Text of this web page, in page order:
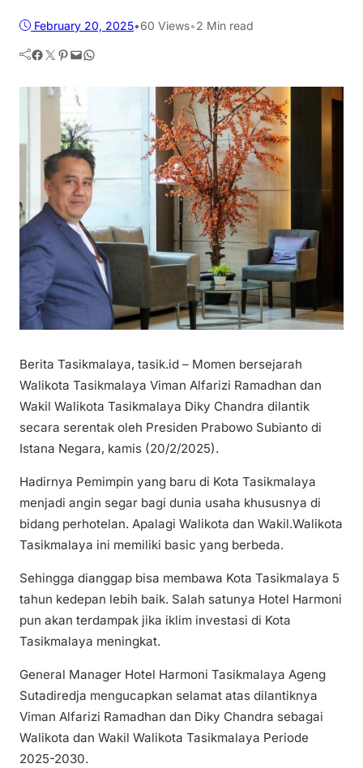
February 20, 2025•60 Views•2 Min read
Facebook Twitter Pinterest Mail WhatsApp
Berita Tasikmalaya, tasik.id – Momen bersejarah
Walikota Tasikmalaya Viman Alfarizi Ramadhan dan
Wakil Walikota Tasikmalaya Diky Chandra dilantik
secara serentak oleh Presiden Prabowo Subianto di
Istana Negara, kamis (20/2/2025).
Hadirnya Pemimpin yang baru di Kota Tasikmalaya
menjadi angin segar bagi dunia usaha khususnya di
bidang perhotelan. Apalagi Walikota dan Wakil.Walikota
Tasikmalaya ini memiliki basic yang berbeda.
Sehingga dianggap bisa membawa Kota Tasikmalaya 5
tahun kedepan lebih baik. Salah satunya Hotel Harmoni
pun akan terdampak jika iklim investasi di Kota
Tasikmalaya meningkat.
General Manager Hotel Harmoni Tasikmalaya Ageng
Sutadiredja mengucapkan selamat atas dilantiknya
Viman Alfarizi Ramadhan dan Diky Chandra sebagai
Walikota dan Wakil Walikota Tasikmalaya Periode
2025-2030.